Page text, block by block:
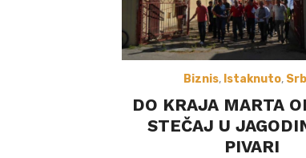
Biznis, Istaknuto,
DO KRAJA MARTA
STEČAJ U
PIVARI